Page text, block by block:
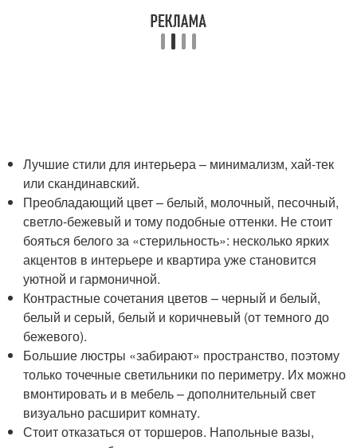
Лучшие стили для интерьера – минимализм, хай-тек
или скандинавский.
Преобладающий цвет – белый, молочный, песочный,
светло-бежевый и тому подобные оттенки. Не стоит
бояться белого за «стерильность»: несколько ярких
акцентов в интерьере и квартира уже становится
уютной и гармоничной.
Контрастные сочетания цветов – черный и белый,
белый и серый, белый и коричневый (от темного до
бежевого).
Большие люстры «забирают» пространство, поэтому
только точечные светильники по периметру. Их можно
вмонтировать и в мебель – дополнительный свет
визуально расширит комнату.
Стоит отказаться от торшеров. Напольные вазы,